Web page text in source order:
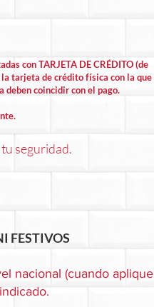
con TARJETA DE CRÉDITO (de
tarjeta de crédito física con la que
coincidir con el pago.
seguridad.
FESTIVOS
nacional (cuando aplique